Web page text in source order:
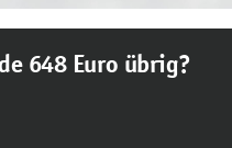
648 Euro übrig?